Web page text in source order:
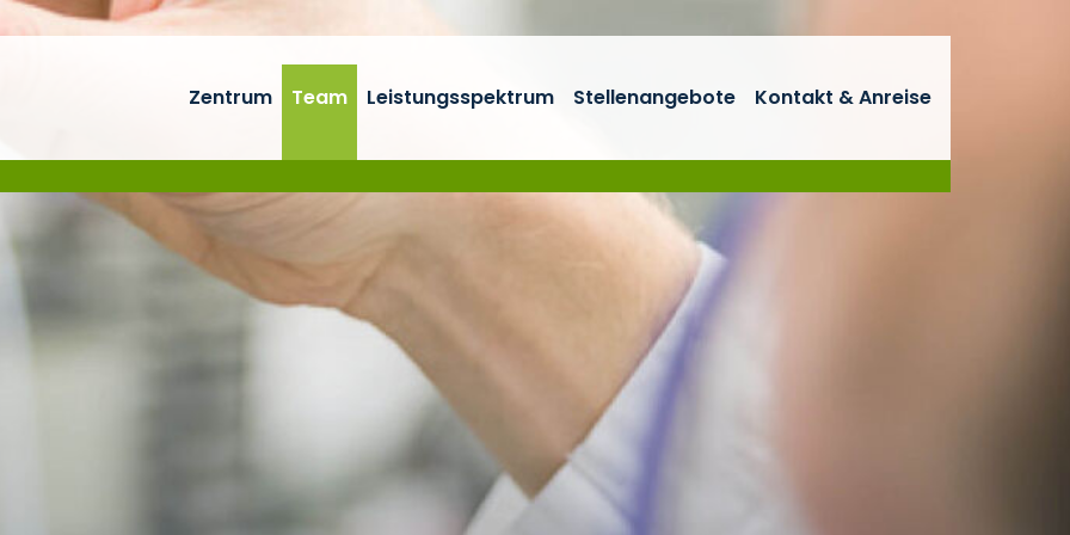
Zentrum Team Leistungsspektrum Stellenangebote Kontakt & Anreise